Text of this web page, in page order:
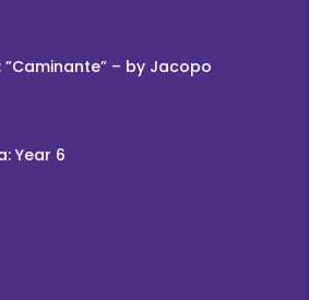
– by Jacopo
Year 6